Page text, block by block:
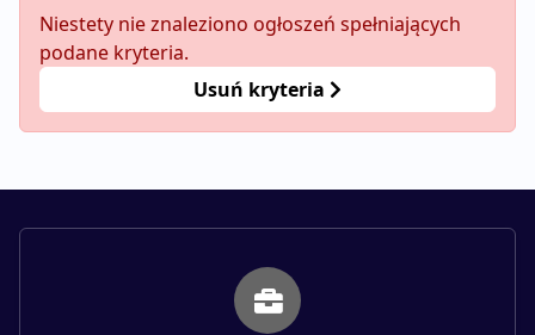
Niestety nie znaleziono ogłoszeń spełniających
podane kryteria.
Usuń kryteria